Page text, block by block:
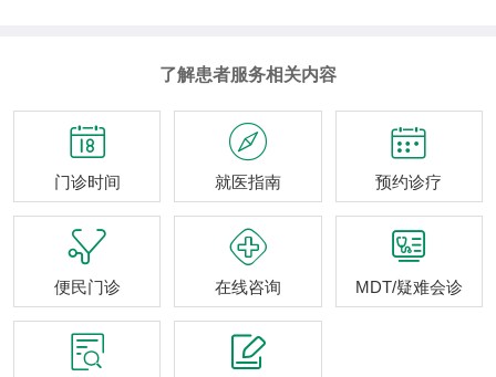
了解患者服务相关内容

门诊时间

就医指南

预约诊疗

便民门诊

在线咨询

MDT/疑难会诊
 